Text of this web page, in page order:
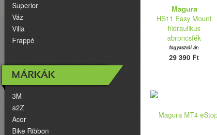
Superior
Váz
Villa
Frappé
MÁRKÁK
3M
a2Z
Acor
Bike Ribbon
Magura
HS11 Easy Mount
hidraulikus
abroncsfék
fogyasztói ár:
29 390 Ft